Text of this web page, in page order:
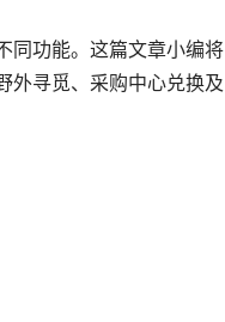
同功能。这篇文章小编将
外寻觅、采购中心兑换及